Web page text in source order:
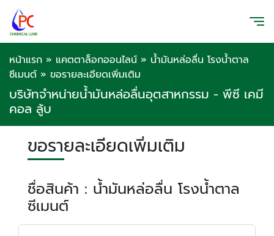
หน้าแรก » แคตตาล็อกออนไลน์ » น้ำมันหล่อลื่น โรงน้ำตาล
ซีเมนต์ » ขอรายละเอียดเพิ่มเติม
บริษัทจำหน่ายน้ำมันหล่อลื่นอุตสาหกรรม - พีซี เคมี
คอล ลู้บ
ขอรายละเอียดเพิ่มเติม
ชื่อสินค้า : น้ำมันหล่อลื่น โรงน้ำตาล
ซีเมนต์